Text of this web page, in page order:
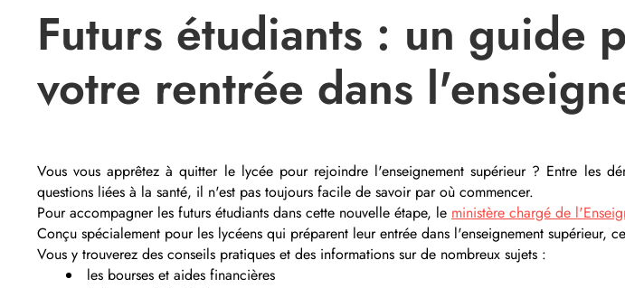
Futurs étudiants : un guide
votre rentrée dans
Vous vous apprêtez à quitter le lycée pour rejoindre l'enseignement supérieur ? Entre les
questions liées à la santé, il n'est pas toujours facile de savoir par où commencer.
Pour accompagner les futurs étudiants dans cette nouvelle étape, le ministère chargé de
Conçu spécialement pour les lycéens qui préparent leur entrée dans l'enseignement supérieur,
Vous y trouverez des conseils pratiques et des informations sur de nombreux sujets :
les bourses et aides financières